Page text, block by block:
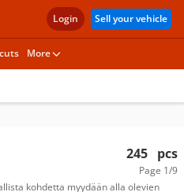
Login Sell your vehicle
More
245 pcs
Page 1/9
kohdetta myydään alla olevien